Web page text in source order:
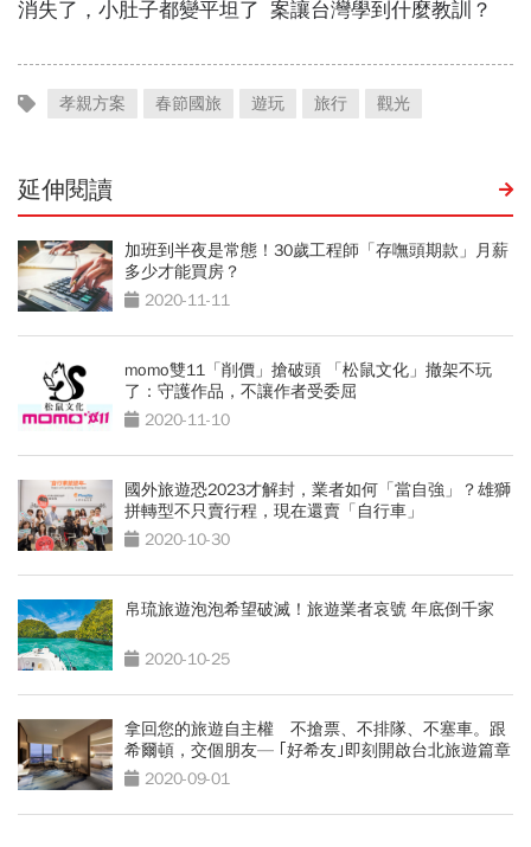
孝親方案 春節國旅 遊玩 旅行 觀光
延伸閱讀
加班到半夜是常態！30歲工程師「存嘸頭期款」月薪
多少才能買房？
2020-11-11
momo雙11「削價」搶破頭 「松鼠文化」撤架不玩
了：守護作品，不讓作者受委屈
2020-11-10
國外旅遊恐2023才解封，業者如何「當自強」？雄獅
拼轉型不只賣行程，現在還賣「自行車」
2020-10-30
帛琉旅遊泡泡希望破滅！旅遊業者哀號 年底倒千家
2020-10-25
拿回您的旅遊自主權 不搶票、不排隊、不塞車。跟
希爾頓，交個朋友— ｢好希友｣即刻開啟台北旅遊篇章
2020-09-01